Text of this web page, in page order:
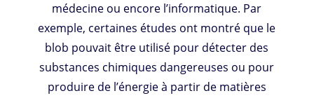
médecine ou encore l’informatique. Par
exemple, certaines études ont montré que le
blob pouvait être utilisé pour détecter des
substances chimiques dangereuses ou pour
produire de l’énergie à partir de matières